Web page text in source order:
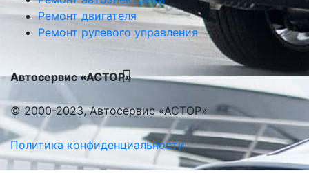
Ремонт двигателя
Ремонт рулевого управления
Автосервис «АСТОР»
© 2000-2023, Автосервис «АСТОР»
Политика конфиденциальности